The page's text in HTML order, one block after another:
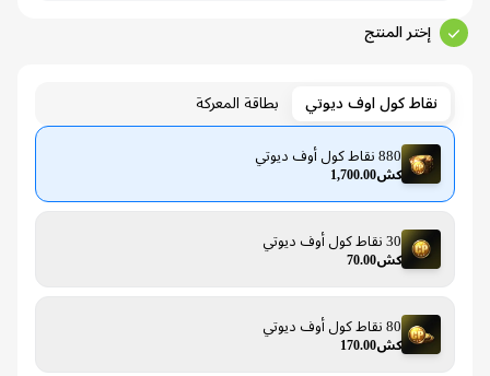
إختر المنتج
نقاط كول اوف ديوتي بطاقة المعركة
880 نقاط كول أوف ديوتي
كش1,700.00
كش70.00
كش170.00